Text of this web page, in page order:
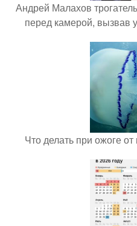
Андрей Малахов
перед камерой, вызвав
Что делать при ожоге